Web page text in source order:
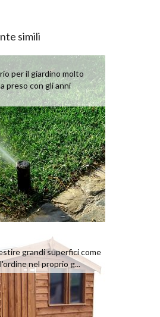
simili
per il giardino molto
preso con gli anni
grandi superfici come
nel proprio g...